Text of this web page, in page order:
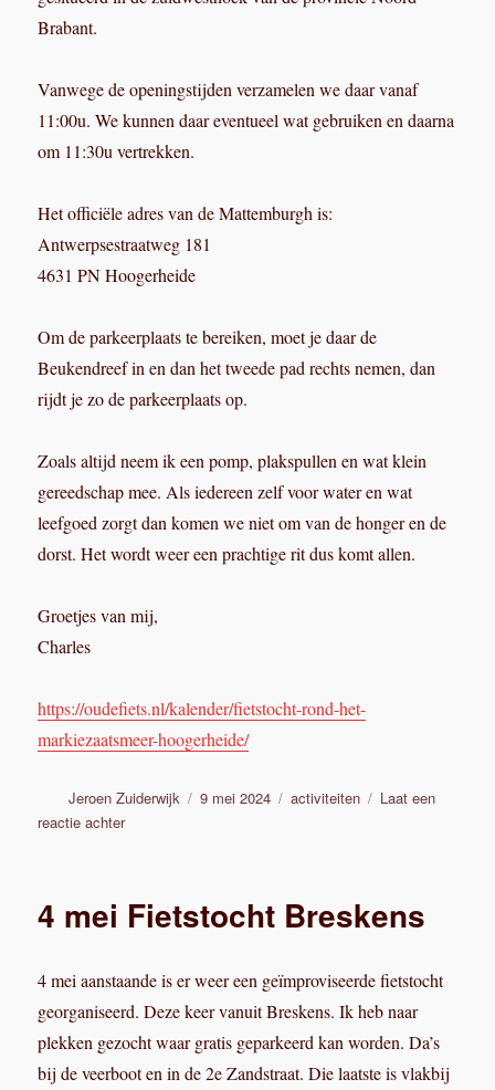
Brabant.
Vanwege de openingstijden verzamelen we daar vanaf
11:00u. We kunnen daar eventueel wat gebruiken en daarna
om 11:30u vertrekken.
Het officiële adres van de Mattemburgh is:
Antwerpsestraatweg 181
4631 PN Hoogerheide
Om de parkeerplaats te bereiken, moet je daar de
Beukendreef in en dan het tweede pad rechts nemen, dan
rijdt je zo de parkeerplaats op.
Zoals altijd neem ik een pomp, plakspullen en wat klein
gereedschap mee. Als iedereen zelf voor water en wat
leefgoed zorgt dan komen we niet om van de honger en de
dorst. Het wordt weer een prachtige rit dus komt allen.
Groetjes van mij,
Charles
https://oudefiets.nl/kalender/fietstocht-rond-het-
markiezaatsmeer-hoogerheide/
Auteur
Jeroen Zuiderwijk
Geplaatst
9 mei 2024 Categorieën
activiteiten
Laat een
reactie achterop
het
juni
2024
4 mei Fietstocht Breskens
4 mei aanstaande is er weer een geïmproviseerde fietstocht
georganiseerd. Deze keer vanuit Breskens. Ik heb naar
plekken gezocht waar gratis geparkeerd kan worden. Da’s
bij de veerboot en in de 2e Zandstraat. Die laatste is vlakbij